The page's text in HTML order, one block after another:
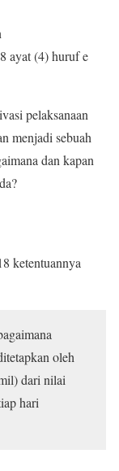
ayat (4) huruf e
pelaksanaan
menjadi sebuah
dan kapan
ketentuannya
oleh
dari nilai
hari